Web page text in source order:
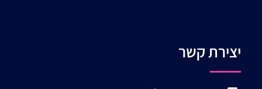
יצירת קשר